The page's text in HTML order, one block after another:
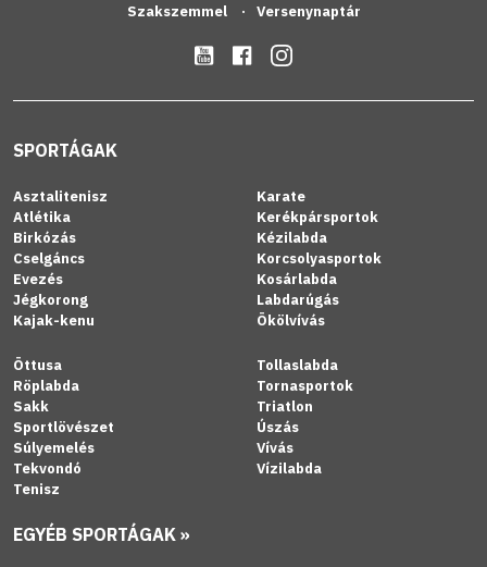
Szakszemmel Versenynaptár
SPORTÁGAK
Asztalitenisz
Atlétika
Birkózás
Cselgáncs
Evezés
Jégkorong
Kajak-kenu
Karate
Kerékpársportok
Kézilabda
Korcsolyasportok
Kosárlabda
Labdarúgás
Ökölvívás
Öttusa
Röplabda
Sakk
Sportlövészet
Súlyemelés
Tekvondó
Tenisz
Tollaslabda
Tornasportok
Triatlon
Úszás
Vívás
Vízilabda
EGYÉB SPORTÁGAK »